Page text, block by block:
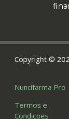
Nuncifarma Pro
Termos e
Condiçoes
Copyright ©